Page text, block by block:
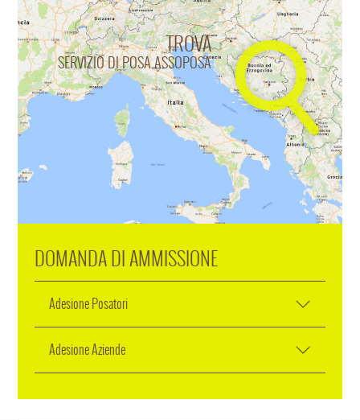
TROVA
SERVIZIO DI POSA ASSOPOSA
DOMANDA DI AMMISSIONE
Adesione Posatori
Adesione Aziende